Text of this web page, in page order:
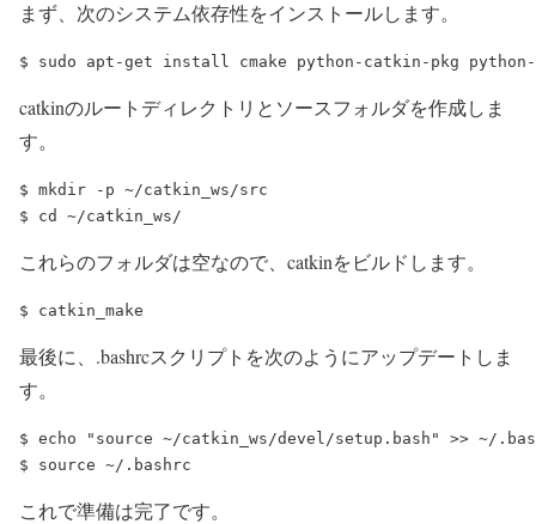
まず、次のシステム依存性をインストールします。
catkinのルートディレクトリとソースフォルダを作成しま
す。
$ mkdir -p ~/catkin_ws/src
これらのフォルダは空なので、catkinをビルドします。
最後に、.bashrcスクリプトを次のようにアップデートしま
す。
$ echo "source ~/catkin_ws/devel/setup.bash" >> ~/
これで準備は完了です。